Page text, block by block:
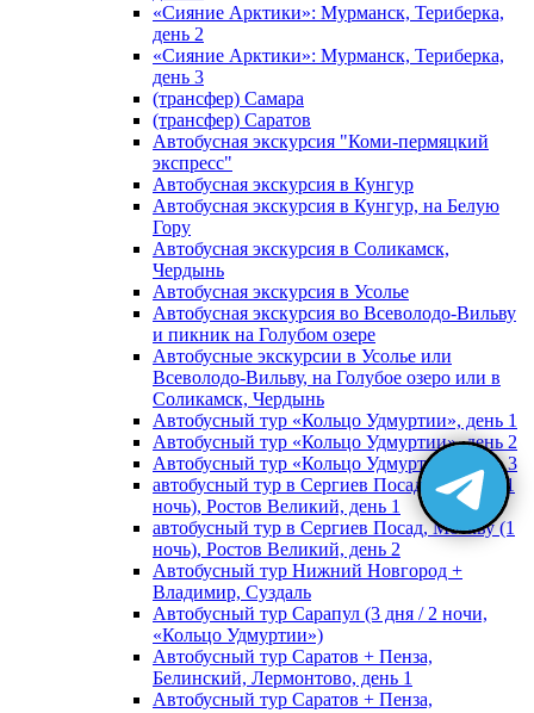
«Сияние Арктики»: Мурманск, Териберка,
день 2
«Сияние Арктики»: Мурманск, Териберка,
день 3
(трансфер) Самара
(трансфер) Саратов
Автобусная экскурсия "Коми-пермяцкий
экспресс"
Автобусная экскурсия в Кунгур
Автобусная экскурсия в Кунгур, на Белую
Гору
Автобусная экскурсия в Соликамск,
Чердынь
Автобусная экскурсия в Усолье
Автобусная экскурсия во Всеволодо-Вильву
и пикник на Голубом озере
Автобусные экскурсии в Усолье или
Всеволодо-Вильву, на Голубое озеро или в
Соликамск, Чердынь
Автобусный тур «Кольцо Удмуртии», день 1
Автобусный тур «Кольцо Удмуртии», день 2
Автобусный тур «Кольцо Удмуртии», день 3
автобусный тур в Сергиев Посад, Москву (1
ночь), Ростов Великий, день 1
автобусный тур в Сергиев Посад, Москву (1
ночь), Ростов Великий, день 2
Автобусный тур Нижний Новгород +
Владимир, Суздаль
Автобусный тур Сарапул (3 дня / 2 ночи,
«Кольцо Удмуртии»)
Автобусный тур Саратов + Пенза,
Белинский, Лермонтово, день 1
Автобусный тур Саратов + Пенза,